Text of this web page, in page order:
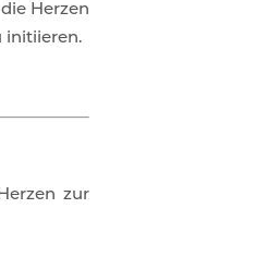
Herzen
initiieren.
zur